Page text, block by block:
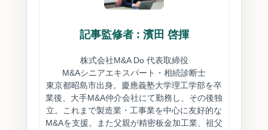
記事監修者 : 濱田 啓揮
株式会社M&A Do 代表取締役
M&Aシニアエキスパート・相続診断士
東京都昭島市出身。慶應義塾大学理工学部を卒
業後、大手M&A仲介会社にて勤務し、その後独
立。これまで製造業・工事業を中心に友好的な
M&Aを支援。また父親が精密板金加工業、祖父